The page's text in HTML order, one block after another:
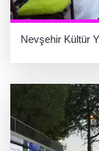
Nevşehir Kültür